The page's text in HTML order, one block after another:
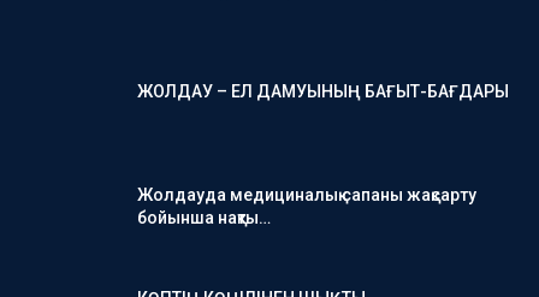
ЖОЛДАУ – ЕЛ ДАМУЫНЫҢ БАҒЫТ-БАҒДАРЫ
Жолдауда медициналық сапаны жақсарту
бойынша нақты…